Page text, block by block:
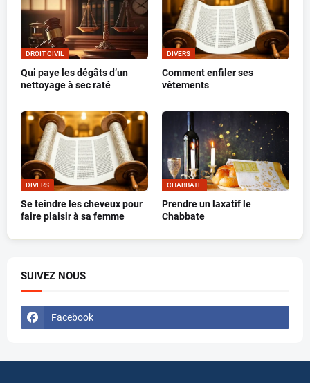
DROIT CIVIL
Qui paye les dégâts d’un
nettoyage à sec raté
DIVERS
Comment enfiler ses
vêtements
DIVERS
Se teindre les cheveux pour
faire plaisir à sa femme
CHABBATE
Prendre un laxatif le
Chabbate
SUIVEZ NOUS
Facebook